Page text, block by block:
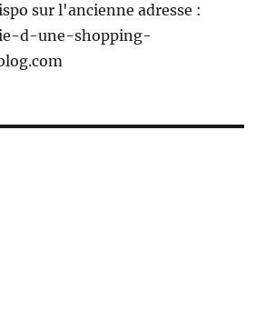
sur l'ancienne adresse :
d-une-shopping-